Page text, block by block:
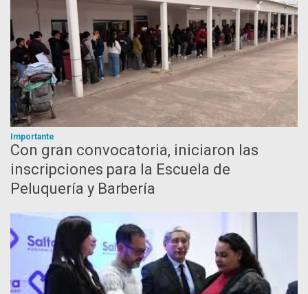
Importante
Con gran convocatoria, iniciaron las
inscripciones para la Escuela de
Peluquería y Barbería